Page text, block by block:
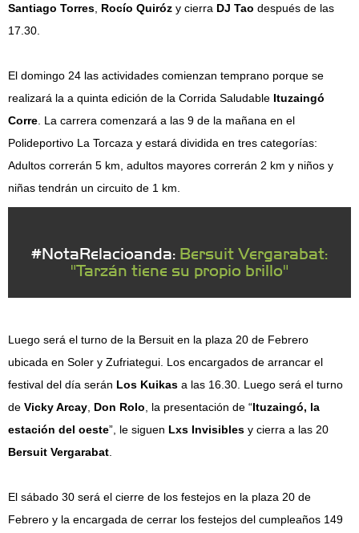
Santiago Torres Rocío Quiróz y cierra DJ Tao después de las
17.30.
El domingo 24 las actividades comienzan temprano porque se
realizará la a quinta edición de la Corrida Saludable Ituzaingó
Corre . La carrera comenzará a las 9 de la mañana en el
Polideportivo La Torcaza y estará dividida en tres categorías:
Adultos correrán 5 km, adultos mayores correrán 2 km y niños y
niñas tendrán un circuito de 1 km.
#NotaRelacioanda: Bersuit Vergarabat:
"Tarzán tiene su propio brillo"
Luego será el turno de la Bersuit en la plaza 20 de Febrero
ubicada en Soler y Zufriategui. Los encargados de arrancar el
festival del día serán Los Kuikas a las 16.30. Luego será el turno
de Vicky Arcay Don Rolo , la presentación de “Ituzaingó, la
estación del oeste”, le siguen Lxs Invisibles y cierra a las 20
Bersuit Vergarabat
El sábado 30 será el cierre de los festejos en la plaza 20 de
Febrero y la encargada de cerrar los festejos del cumpleaños 149